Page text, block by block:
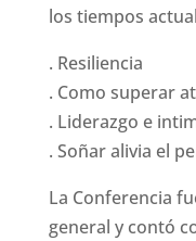
los tiempos
. Resiliencia
. Como superar
. Liderazgo e
. Soñar alivia el
La Conferencia
general y contó